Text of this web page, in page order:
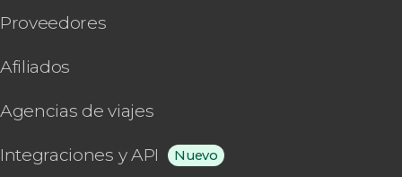
Proveedores
Afiliados
Agencias de viajes
Integraciones y API Nuevo